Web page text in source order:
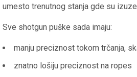
y
umesto trenutnog stanja gde su
Sve shotgun puške sada imaju:
manju preciznost tokom trčanja,
znatno lošiju preciznost na ropes